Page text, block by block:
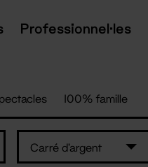
Professionnel·les
100% famille
Carré d'argent